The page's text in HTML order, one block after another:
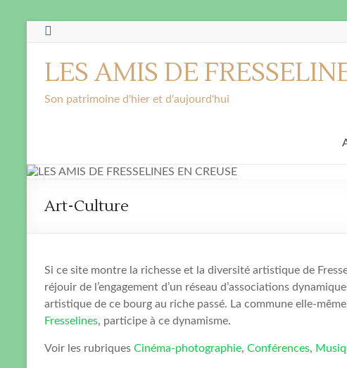
Skip
LES AMIS DE
Son patrimoine d'hier et d'aujourd'hui
Art-Culture
Si ce site montre la richesse et la diversité artistique de
réjouir de l’engagement d’un réseau d’associations
artistique de ce bourg au riche passé. La commune elle-
Fresselines, participe à ce dynamisme.
Voir les rubriques Cinéma-photographie, Conférences,